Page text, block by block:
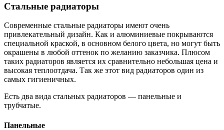
Стальные радиаторы
Современные стальные радиаторы имеют очень
привлекательный дизайн. Как и алюминиевые покрываются
специальной краской, в основном белого цвета, но могут быть
окрашены в любой оттенок по желанию заказчика. Плюсом
таких радиаторов является их сравнительно небольшая цена и
высокая теплоотдача. Так же этот вид радиаторов один из
самых гигиеничных.
Есть два вида стальных радиаторов — панельные и
трубчатые.
Панельные